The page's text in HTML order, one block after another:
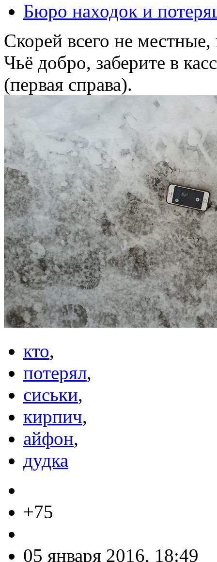
Бюро находок и
Скорей всего не
Чьё добро, заберите в
(первая справа).
кто,
потерял,
сиськи,
кирпич,
айфон,
дудка
+75
05 января 2016, 18:49